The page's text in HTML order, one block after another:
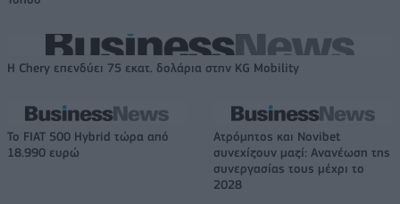
Η Chery επενδύει 75 εκατ. δολάρια στην KG Mobility
Το FIAT 500 Hybrid τώρα από
18.990 ευρώ
Ατρόμητος και Novibet
συνεχίζουν μαζί: Ανανέωση της
συνεργασίας τους μέχρι το
2028